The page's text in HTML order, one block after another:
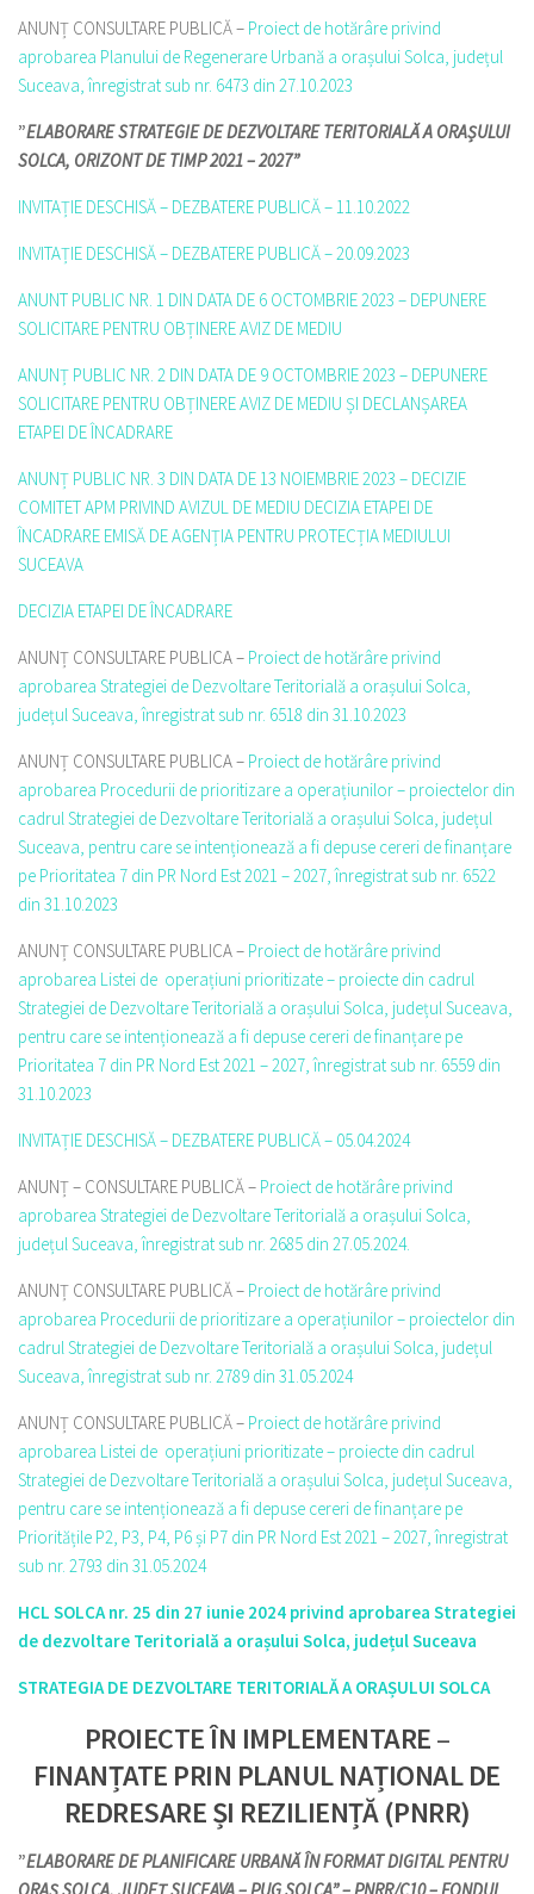
ANUNȚ CONSULTARE PUBLICĂ – Proiect de hotărâre privind
aprobarea Planului de Regenerare Urbană a orașului Solca, județul
Suceava, înregistrat sub nr. 6473 din 27.10.2023
”ELABORARE STRATEGIE DE DEZVOLTARE TERITORIALĂ A ORAȘULUI
SOLCA, ORIZONT DE TIMP 2021 – 2027”
INVITAȚIE DESCHISĂ – DEZBATERE PUBLICĂ – 11.10.2022
INVITAȚIE DESCHISĂ – DEZBATERE PUBLICĂ – 20.09.2023
ANUNT PUBLIC NR. 1 DIN DATA DE 6 OCTOMBRIE 2023 – DEPUNERE
SOLICITARE PENTRU OBȚINERE AVIZ DE MEDIU
ANUNȚ PUBLIC NR. 2 DIN DATA DE 9 OCTOMBRIE 2023 – DEPUNERE
SOLICITARE PENTRU OBȚINERE AVIZ DE MEDIU ȘI DECLANȘAREA
ETAPEI DE ÎNCADRARE
ANUNȚ PUBLIC NR. 3 DIN DATA DE 13 NOIEMBRIE 2023 – DECIZIE
COMITET APM PRIVIND AVIZUL DE MEDIU DECIZIA ETAPEI DE
ÎNCADRARE EMISĂ DE AGENȚIA PENTRU PROTECȚIA MEDIULUI
SUCEAVA
DECIZIA ETAPEI DE ÎNCADRARE
ANUNȚ CONSULTARE PUBLICA – Proiect de hotărâre privind
aprobarea Strategiei de Dezvoltare Teritorială a orașului Solca,
județul Suceava, înregistrat sub nr. 6518 din 31.10.2023
ANUNȚ CONSULTARE PUBLICA – Proiect de hotărâre privind
aprobarea Procedurii de prioritizare a operațiunilor – proiectelor din
cadrul Strategiei de Dezvoltare Teritorială a orașului Solca, județul
Suceava, pentru care se intenționează a fi depuse cereri de finanțare
pe Prioritatea 7 din PR Nord Est 2021 – 2027, înregistrat sub nr. 6522
din 31.10.2023
ANUNȚ CONSULTARE PUBLICA – Proiect de hotărâre privind
aprobarea Listei de operațiuni prioritizate – proiecte din cadrul
Strategiei de Dezvoltare Teritorială a orașului Solca, județul Suceava,
pentru care se intenționează a fi depuse cereri de finanțare pe
Prioritatea 7 din PR Nord Est 2021 – 2027, înregistrat sub nr. 6559 din
31.10.2023
INVITAȚIE DESCHISĂ – DEZBATERE PUBLICĂ – 05.04.2024
ANUNȚ – CONSULTARE PUBLICĂ – Proiect de hotărâre privind
aprobarea Strategiei de Dezvoltare Teritorială a orașului Solca,
județul Suceava, înregistrat sub nr. 2685 din 27.05.2024.
ANUNȚ CONSULTARE PUBLICĂ – Proiect de hotărâre privind
aprobarea Procedurii de prioritizare a operațiunilor – proiectelor din
cadrul Strategiei de Dezvoltare Teritorială a orașului Solca, județul
Suceava, înregistrat sub nr. 2789 din 31.05.2024
ANUNȚ CONSULTARE PUBLICĂ – Proiect de hotărâre privind
aprobarea Listei de operațiuni prioritizate – proiecte din cadrul
Strategiei de Dezvoltare Teritorială a orașului Solca, județul Suceava,
pentru care se intenționează a fi depuse cereri de finanțare pe
Prioritățile P2, P3, P4, P6 și P7 din PR Nord Est 2021 – 2027, înregistrat
sub nr. 2793 din 31.05.2024
HCL SOLCA nr. 25 din 27 iunie 2024 privind aprobarea Strategiei
de dezvoltare Teritorială a orașului Solca, județul Suceava
STRATEGIA DE DEZVOLTARE TERITORIALĂ A ORAȘULUI SOLCA
PROIECTE ÎN IMPLEMENTARE–
FINANȚATE PRIN PLANUL NAȚIONAL DE
REDRESARE ȘI REZILIENȚĂ (PNRR)
”ELABORARE DE PLANIFICARE URBANĂ ÎN FORMAT DIGITAL PENTRU
ORAȘ SOLCA, JUDEȚ SUCEAVA – PUG SOLCA” – PNRR/C10 – FONDUL